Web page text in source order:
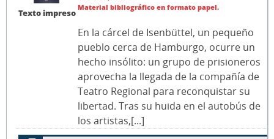
Texto impreso
Material bibliográfico en formato papel.
En la cárcel de Isenbüttel, un pequeño
pueblo cerca de Hamburgo, ocurre un
hecho insólito: un grupo de prisioneros
aprovecha la llegada de la compañía de
Teatro Regional para reconquistar su
libertad. Tras su huida en el autobús de
los artistas,[...]